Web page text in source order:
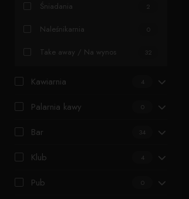
Śniadania 2
Naleśnikarnia 0
Take away / Na wynos 32
Kawiarnia 4
Palarnia kawy 0
Bar 34
Klub 4
Pub 0